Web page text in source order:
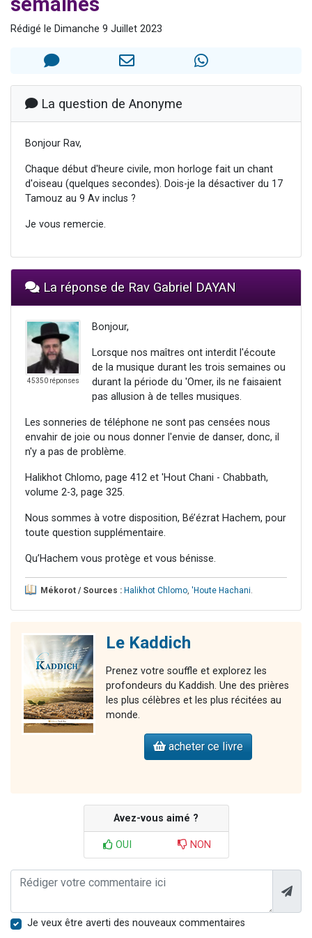
Lisbel Esther vient de donner son Maasser
3 personnes viennent de faire un don pour Événements Torah-Box
Rédigé le Dimanche 9 Juillet 2023
La question de Anonyme
Bonjour Rav,
Chaque début d'heure civile, mon horloge fait un chant
d'oiseau (quelques secondes). Dois-je la désactiver du 17
Tamouz au 9 Av inclus ?
Je vous remercie.
La réponse de Rav Gabriel DAYAN
45350 réponses
Bonjour,
Lorsque nos maîtres ont interdit l'écoute
de la musique durant les trois semaines ou
durant la période du 'Omer, ils ne faisaient
pas allusion à de telles musiques.
Les sonneries de téléphone ne sont pas censées nous
envahir de joie ou nous donner l'envie de danser, donc, il
n'y a pas de problème.
Halikhot Chlomo, page 412 et 'Hout Chani - Chabbath,
volume 2-3, page 325.
Nous sommes à votre disposition, Bé’ézrat Hachem, pour
toute question supplémentaire.
Qu’Hachem vous protège et vous bénisse.
Mékorot / Sources : Halikhot Chlomo, 'Houte Hachani.
Le Kaddich
Prenez votre souffle et explorez les
profondeurs du Kaddish. Une des prières
les plus célèbres et les plus récitées au
monde.
acheter ce livre
Avez-vous aimé ?
OUI NON
Je veux être averti des nouveaux commentaires